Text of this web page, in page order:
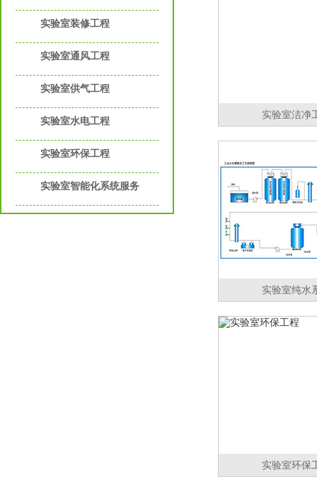
实验室装修工程
实验室通风工程
实验室供气工程
实验室水电工程
实验室环保工程
实验室智能化系统服务
实验室洁净
实验室纯水
实验室环保